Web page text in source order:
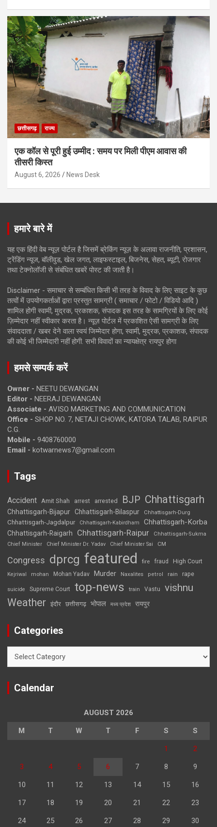
छत्तीसगढ़ राज्य
एक कॉल से पूरी हुई उम्मीद : समय पर मिली पीएम आवास की
तीसरी किस्त
August 6, 2026 News Desk
हमारे बारे में
यह एक हिंदी वेब न्यूज़ पोर्टल है जिसमें ब्रेकिंग न्यूज़ के अलावा राजनीति, प्रशासन,
ट्रेंडिंग न्यूज, बॉलीवुड, खेल जगत, लाइफस्टाइल, बिजनेस, सेहत, ब्यूटी, रोजगार
तथा टेक्नोलॉजी से संबंधित खबरें पोस्ट की जाती है।
Disclaimer - समाचार से सम्बंधित किसी भी तरह के विवाद के लिए साइट के कुछ
तत्वों में उपयोगकर्ताओं द्वारा प्रस्तुत सामग्री ( समाचार / फोटो / विडियो आदि )
शामिल होगी स्वामी, मुद्रक, प्रकाशक, संपादक इस तरह के सामग्रियों के लिए कोई
ज़िम्मेदार नहीं स्वीकार करता है। न्यूज़ पोर्टल में प्रकाशित ऐसी सामग्री के लिए
संवाददाता / खबर देने वाला स्वयं जिम्मेदार होगा, स्वामी, मुद्रक, प्रकाशक, संपादक
की कोई भी जिम्मेदारी नहीं होगी. सभी विवादों का न्यायक्षेत्र रायपुर होगा
हमसे सम्पर्क करें
Owner - NEETU DEWANGAN
Editor - NEERAJ DEWANGAN
Associate - AVISO MARKETING AND COMMUNICATION
Office - SHOP NO. 7, NETAJI CHOWK, KATORA TALAB, RAIPUR
C.G.
Mobile - 9408760000
Email - kotwarnews7@gmail.com
Tags
Accident Amit Shah arrest arrested BJP Chhattisgarh
Chhattisgarh-Bijapur Chhattisgarh-Bilaspur Chhattisgarh-Durg
Chhattisgarh-Jagdalpur Chhattisgarh-Kabirdham Chhattisgarh-Korba
Chhattisgarh-Raigarh Chhattisgarh-Raipur
Chhattisgarh-Sukma
Chief Minister
Chief Minister Dr. Yadav Chief Minister Sai CM
Congress dprcg featured fire fraud High Court
Kejriwal mohan Mohan Yadav Murder Naxalites petrol rain rape
suicide Supreme Court top-news train Vastu vishnu
Weather इंदौर छत्तीसगढ़ भोपाल मध्य प्रदेश रायपुर
Categories
Calendar
AUGUST 2026
M T W T F S S
1 2
3 4 5 6 7 8 9
10 11 12 13 14 15 16
17 18 19 20 21 22 23
24 25 26 27 28 29 30